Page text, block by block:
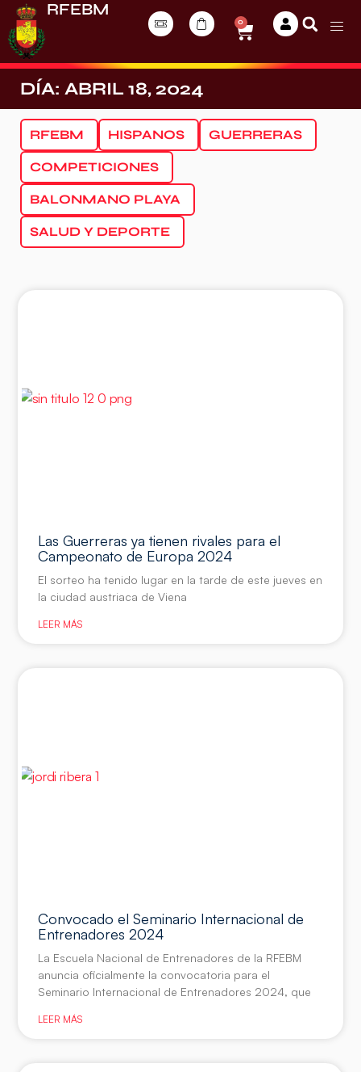
RFEBM
0
DÍA: ABRIL 18, 2024
RFEBM HISPANOS GUERRERAS
COMPETICIONES
BALONMANO PLAYA
SALUD Y DEPORTE
Las Guerreras ya tienen rivales para el
Campeonato de Europa 2024
El sorteo ha tenido lugar en la tarde de este jueves en
la ciudad austriaca de Viena
LEER MÁS
Convocado el Seminario Internacional de
Entrenadores 2024
La Escuela Nacional de Entrenadores de la RFEBM
anuncia oficialmente la convocatoria para el
Seminario Internacional de Entrenadores 2024, que
LEER MÁS